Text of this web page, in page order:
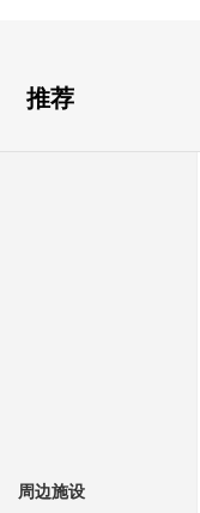
推荐
周边施设